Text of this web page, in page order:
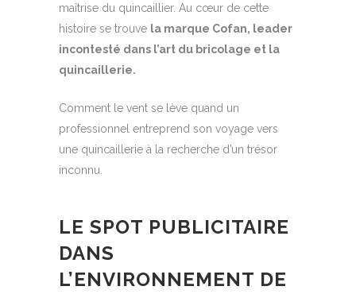
maîtrise du quincaillier. Au cœur de cette
histoire se trouve la marque Cofan, leader
incontesté dans l’art du bricolage et la
quincaillerie.
Comment le vent se lève quand un
professionnel entreprend son voyage vers
une quincaillerie à la recherche d’un trésor
inconnu.
LE SPOT PUBLICITAIRE
DANS
L’ENVIRONNEMENT DE